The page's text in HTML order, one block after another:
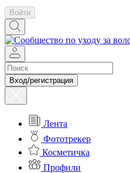
Войти
Вход/регистрация
Лента
Фототрекер
Косметичка
Профили